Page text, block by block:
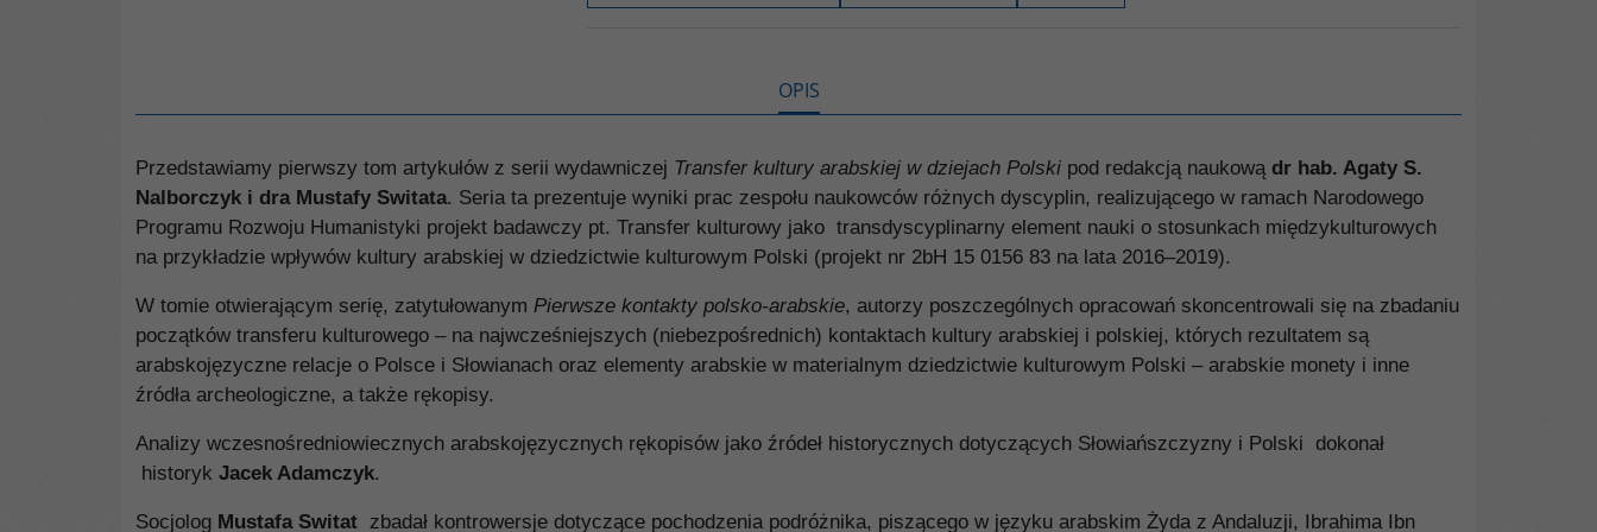
ę
OPIS
Przedstawiamy pierwszy tom artykułów z serii wydawniczej Transfer kultury arabskiej w dziejach Polski pod redakcją naukowądr hab. Agaty S.
Nalborczyk i dra Mustafy Switata. Seria ta prezentuje wyniki prac zespołu naukowców różnych dyscyplin, realizującego w ramach Narodowego
Programu Rozwoju Humanistyki projekt badawczy pt. Transfer kulturowy jako transdyscyplinarny element nauki o stosunkach międzykulturowych
na przykładzie wpływów kultury arabskiej w dziedzictwie kulturowym Polski (projekt nr 2bH 15 0156 83 na lata 2016–2019).
W tomie otwierającym serię, zatytułowanym Pierwsze kontakty polsko-arabskie, autorzy poszczególnych opracowań skoncentrowali się na zbadaniu
początków transferu kulturowego – na najwcześniejszych (niebezpośrednich) kontaktach kultury arabskiej i polskiej, których rezultatem są
arabskojęzyczne relacje o Polsce i Słowianach oraz elementy arabskie w materialnym dziedzictwie kulturowym Polski – arabskie monety i inne
źródła archeologiczne, a także rękopisy.
Analizy wczesnośredniowiecznych arabskojęzycznych rękopisów jako źródeł historycznych dotyczących Słowiańszczyzny i Polski dokonał
historyk Jacek Adamczyk.
Socjolog Mustafa Switat zbadał kontrowersje dotyczące pochodzenia podróżnika, piszącego w języku arabskim Żyda z Andaluzji, Ibrahima Ibn